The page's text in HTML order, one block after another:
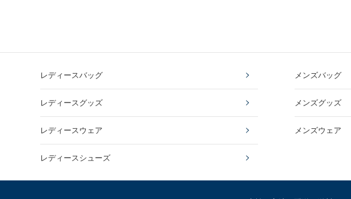
レディースバッグ
レディースグッズ
レディースウェア
レディースシューズ
メンズバッグ
メンズグッズ
メンズウェア